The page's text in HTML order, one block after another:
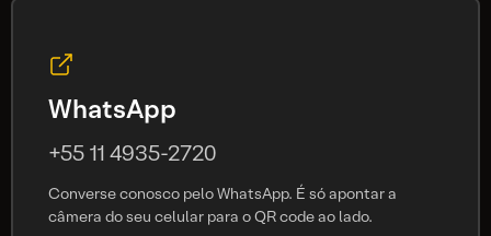
WhatsApp
+55 11 4935-2720
Converse conosco pelo WhatsApp. É só apontar a
câmera do seu celular para o QR code ao lado.